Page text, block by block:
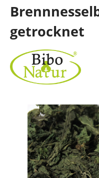
getrocknet
Bildergalerie